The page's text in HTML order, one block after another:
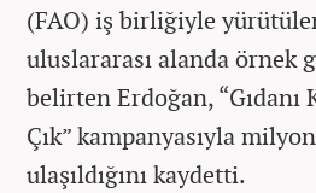
(FAO) iş birliğiyle
uluslararası alanda örnek
belirten Erdoğan, “Gıdanı
Çık” kampanyasıyla
ulaşıldığını kaydetti.